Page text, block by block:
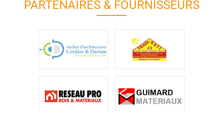
PARTENAIRES & FOURNISSEURS